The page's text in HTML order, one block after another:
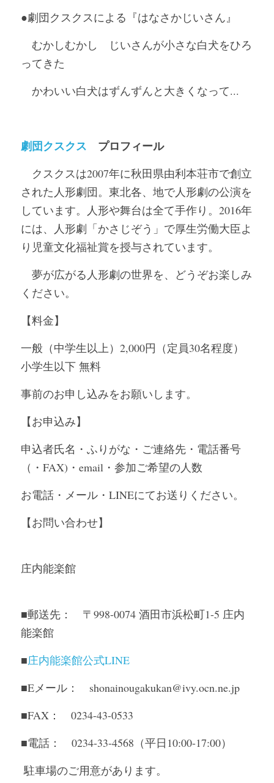
●劇団クスクスによる『はなさかじいさん』
むかしむかし　じいさんが小さな白犬をひろ
ってきた
かわいい白犬はずんずんと大きくなって...
劇団クスクス プロフィール
クスクスは2007年に秋田県由利本荘市で創立
された人形劇団。東北各、地で人形劇の公演を
しています。人形や舞台は全て手作り。2016年
には、人形劇「かさじぞう」で厚生労働大臣よ
り児童文化福祉賞を授与されています。
夢が広がる人形劇の世界を、どうぞお楽しみ
ください。
【料金】
一般（中学生以上）2,000円（定員30名程度）
小学生以下 無料
事前のお申し込みをお願いします。
【お申込み】
申込者氏名・ふりがな・ご連絡先・電話番号
（・FAX)・email・参加ご希望の人数
お電話・メール・LINEにてお送りください。
【お問い合わせ】
庄内能楽館
■郵送先：　〒998-0074 酒田市浜松町1-5 庄内
能楽館
■庄内能楽館公式LINE
■Eメール：　shonainougakukan@ivy.ocn.ne.jp
■FAX：　0234-43-0533
■電話：　0234-33-4568（平日10:00-17:00）
駐車場のご用意があります。